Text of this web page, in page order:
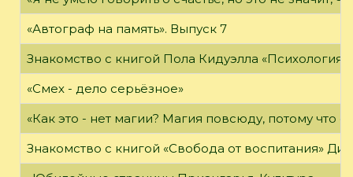
«Автограф на память». Выпуск 7
Знакомство с книгой Пола Кидуэлла «Психология
«Смех - дело серьёзное»
«Как это - нет магии? Магия повсюду, потому что
Знакомство с книгой «Свобода от воспитания»